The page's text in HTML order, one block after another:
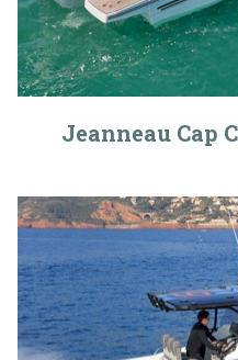
Jeanneau Cap